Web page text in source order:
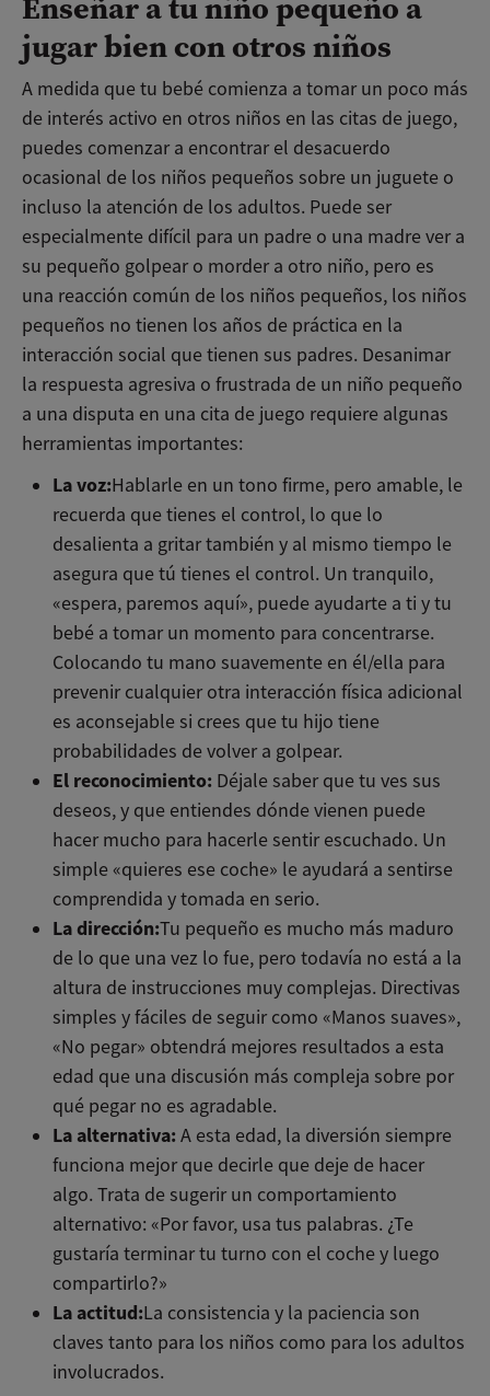
jugar bien con otros niños
A medida que tu bebé comienza a tomar un poco más
de interés activo en otros niños en las citas de juego,
puedes comenzar a encontrar el desacuerdo
ocasional de los niños pequeños sobre un juguete o
incluso la atención de los adultos. Puede ser
especialmente difícil para un padre o una madre ver a
su pequeño golpear o morder a otro niño, pero es
una reacción común de los niños pequeños, los niños
pequeños no tienen los años de práctica en la
interacción social que tienen sus padres. Desanimar
la respuesta agresiva o frustrada de un niño pequeño
a una disputa en una cita de juego requiere algunas
herramientas importantes:
La voz:Hablarle en un tono firme, pero amable, le
recuerda que tienes el control, lo que lo
desalienta a gritar también y al mismo tiempo le
asegura que tú tienes el control. Un tranquilo,
«espera, paremos aquí», puede ayudarte a ti y tu
bebé a tomar un momento para concentrarse.
Colocando tu mano suavemente en él/ella para
prevenir cualquier otra interacción física adicional
es aconsejable si crees que tu hijo tiene
probabilidades de volver a golpear.
El reconocimiento: Déjale saber que tu ves sus
deseos, y que entiendes dónde vienen puede
hacer mucho para hacerle sentir escuchado. Un
simple «quieres ese coche» le ayudará a sentirse
comprendida y tomada en serio.
La dirección:Tu pequeño es mucho más maduro
de lo que una vez lo fue, pero todavía no está a la
altura de instrucciones muy complejas. Directivas
simples y fáciles de seguir como «Manos suaves»,
«No pegar» obtendrá mejores resultados a esta
edad que una discusión más compleja sobre por
qué pegar no es agradable.
La alternativa: A esta edad, la diversión siempre
funciona mejor que decirle que deje de hacer
algo. Trata de sugerir un comportamiento
alternativo: «Por favor, usa tus palabras. ¿Te
gustaría terminar tu turno con el coche y luego
compartirlo?»
La actitud:La consistencia y la paciencia son
claves tanto para los niños como para los adultos
involucrados.